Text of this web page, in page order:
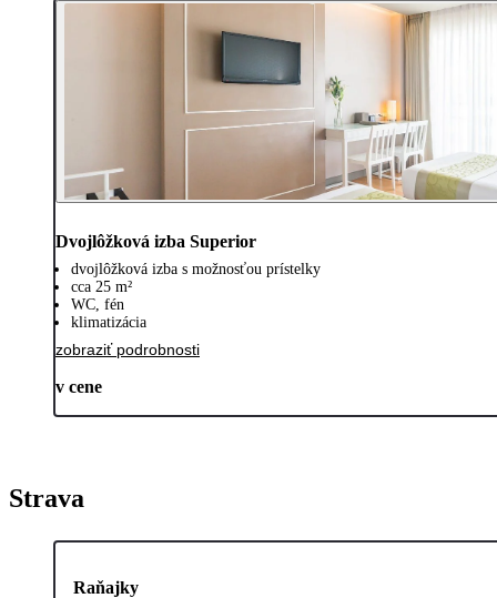
Dvojlôžková izba Superior
dvojlôžková izba s možnosťou prístelky
cca 25 m²
WC, fén
klimatizácia
zobraziť podrobnosti
v cene
Strava
Raňajky